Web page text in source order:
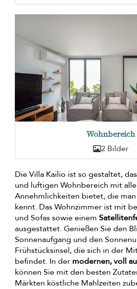
Wohnbereich
2 Bilder
Die Villa Kailio ist so gestaltet,
und luftigen Wohnbereich mit
Annehmlichkeiten bietet, die man
kennt. Das Wohnzimmer ist mit
und Sofas sowie einem
ausgestattet. Genießen Sie den
Sonnenaufgang und den
Frühstücksinsel, die sich in der
befindet. In der modernen, voll
können Sie mit den besten
Märkten köstliche Mahlzeiten